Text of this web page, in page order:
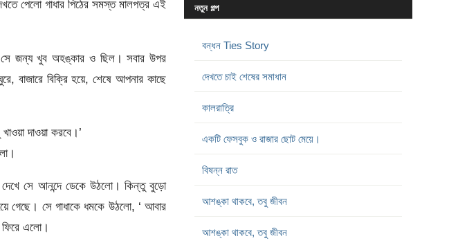
পেলো গাধার পিঠের সমস্ত মালপত্র এই
সে জন্য খুব অহঙ্কার ও ছিল। সবার উপর
বাজারে বিক্রি হয়ে, শেষে আপনার কাছে
দাওয়া করবে।’
দেখে সে আনন্দে ডেকে উঠলো। কিন্তু বুড়ো
গেছে। সে গাধাকে ধমকে উঠলো, ‘ আবার
ফিরে এলো।
নতুন গল্প
বন্ধন Ties Story
দেখতে চাই শেষের সমাধান
কালরাত্রি
একটি ফেসবুক ও রাজার ছোট মেয়ে।
বিষন্ন রাত
আশঙ্কা থাকবে, তবু জীবন
আশঙ্কা থাকবে, তবু জীবন